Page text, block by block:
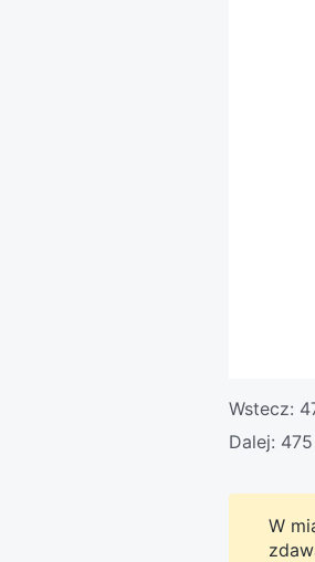
Wstecz:
Dalej:
W